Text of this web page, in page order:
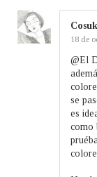
18 de
@El
se
es
como